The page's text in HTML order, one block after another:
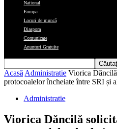
National
Europa
Locuri de muncă
Diaspora
Comunicate
Anunturi Gratuite
Acasă Administratie Viorica
protocoalelor încheiate între SRI și
Administratie
Viorica Dăncilă